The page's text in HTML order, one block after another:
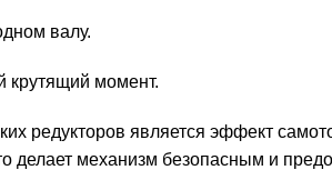
валу.
крутящий момент.
редукторов является эффект
делает механизм безопасным и